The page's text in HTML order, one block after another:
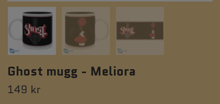
Ghost mugg - Meliora
149 kr